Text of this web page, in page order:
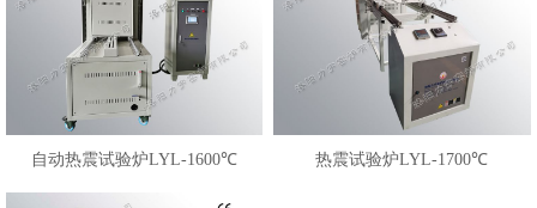
自动热震试验炉LYL-1600℃ 热震试验炉LYL-1700℃